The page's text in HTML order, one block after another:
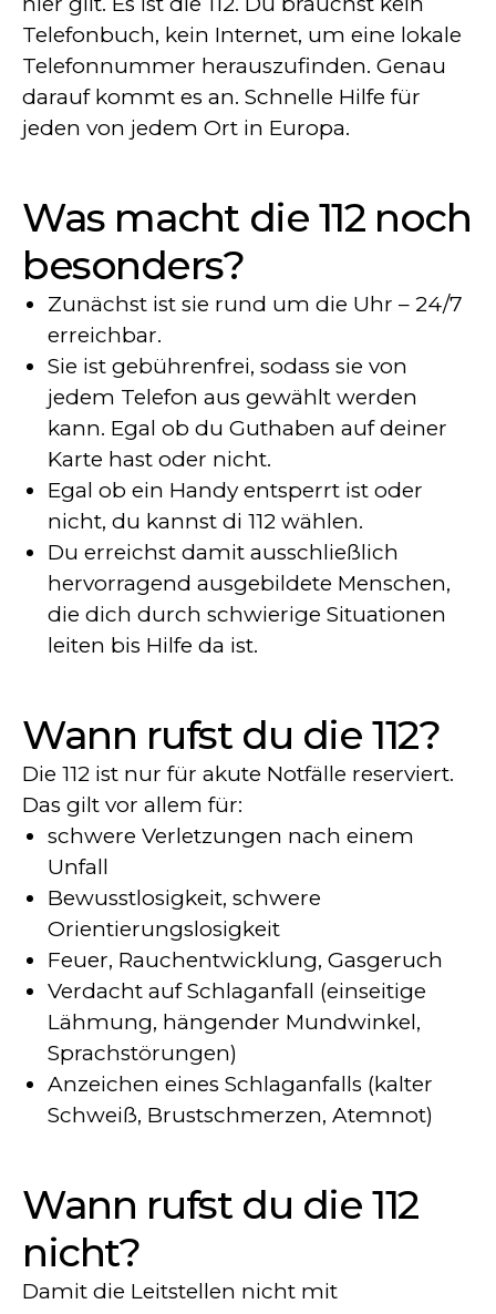
Telefonbuch, kein Internet, um eine lokale
Telefonnummer herauszufinden. Genau
darauf kommt es an. Schnelle Hilfe für
jeden von jedem Ort in Europa.
Was macht die 112 noch
besonders?
Zunächst ist sie rund um die Uhr – 24/7
erreichbar.
Sie ist gebührenfrei, sodass sie von
jedem Telefon aus gewählt werden
kann. Egal ob du Guthaben auf deiner
Karte hast oder nicht.
Egal ob ein Handy entsperrt ist oder
nicht, du kannst di 112 wählen.
Du erreichst damit ausschließlich
hervorragend ausgebildete Menschen,
die dich durch schwierige Situationen
leiten bis Hilfe da ist.
Wann rufst du die 112?
Die 112 ist nur für akute Notfälle reserviert.
Das gilt vor allem für:
schwere Verletzungen nach einem
Unfall
Bewusstlosigkeit, schwere
Orientierungslosigkeit
Feuer, Rauchentwicklung, Gasgeruch
Verdacht auf Schlaganfall (einseitige
Lähmung, hängender Mundwinkel,
Sprachstörungen)
Anzeichen eines Schlaganfalls (kalter
Schweiß, Brustschmerzen, Atemnot)
Wann rufst du die 112
nicht?
Damit die Leitstellen nicht mit